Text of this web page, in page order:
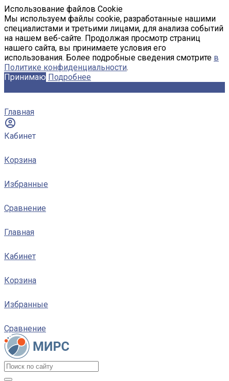
Использование файлов Cookie
Мы используем файлы cookie, разработанные нашими
специалистами и третьими лицами, для анализа событий
на нашем веб-сайте. Продолжая просмотр страниц
нашего сайта, вы принимаете условия его
использования. Более подробные сведения смотрите в
Политике конфиденциальности.
Принимаю Подробнее
Главная
Кабинет
Корзина
Избранные
Сравнение
Главная
Кабинет
Корзина
Избранные
Сравнение